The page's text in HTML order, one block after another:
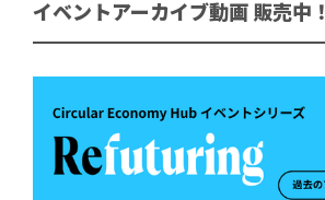
イベントアーカイブ動画 販売中！